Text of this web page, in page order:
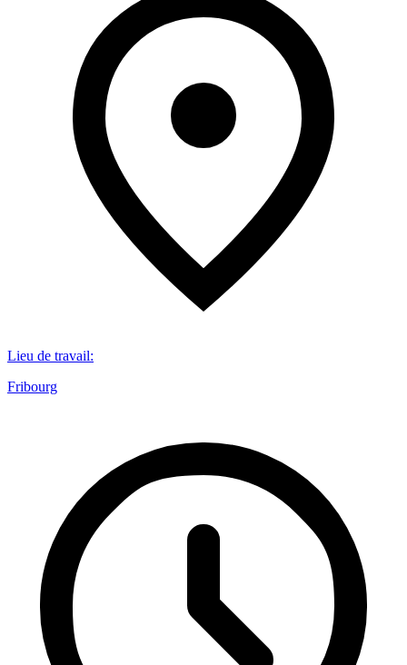
Lieu de travail:
Fribourg